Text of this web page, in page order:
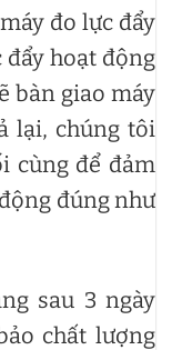
đo lực đẩy
đẩy hoạt động
bàn giao máy
lại, chúng tôi
cùng để đảm
đúng như
sau 3 ngày
chất lượng